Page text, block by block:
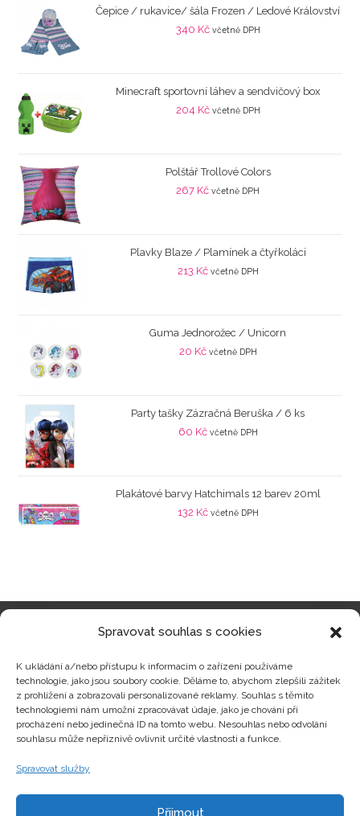
Spravovat souhlas s cookies
K ukládání a/nebo přístupu k informacím o zařízení používáme
technologie, jako jsou soubory cookie. Děláme to, abychom zlepšili zážitek
z prohlížení a zobrazovali personalizované reklamy. Souhlas s těmito
technologiemi nám umožní zpracovávat údaje, jako je chování při
procházení nebo jedinečná ID na tomto webu. Nesouhlas nebo odvolání
souhlasu může nepříznivě ovlivnit určité vlastnosti a funkce.
Spravovat služby
Přijmout
Čepice / rukavice/ šála Frozen / Ledové Království
340 Kč včetně DPH
Minecraft sportovní láhev a sendvičový box
204 Kč včetně DPH
Polštář Trollové Colors
267 Kč včetně DPH
Plavky Blaze / Plamínek a čtyřkoláci
213 Kč včetně DPH
Guma Jednorožec / Unicorn
20 Kč včetně DPH
Party tašky Zázračná Beruška / 6 ks
60 Kč včetně DPH
Plakátové barvy Hatchimals 12 barev 20ml
132 Kč včetně DPH
Zajímavosti
Kontakty